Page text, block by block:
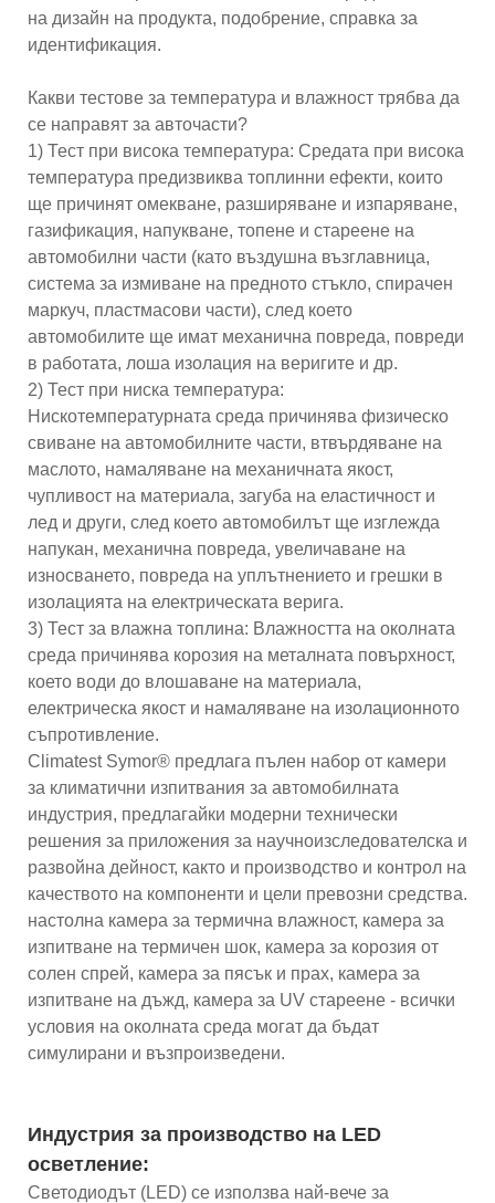
на дизайн на продукта, подобрение, справка за
идентификация.
Какви тестове за температура и влажност трябва да
се направят за авточасти?
1) Тест при висока температура: Средата при висока
температура предизвиква топлинни ефекти, които
ще причинят омекване, разширяване и изпаряване,
газификация, напукване, топене и стареене на
автомобилни части (като въздушна възглавница,
система за измиване на предното стъкло, спирачен
маркуч, пластмасови части), след което
автомобилите ще имат механична повреда, повреди
в работата, лоша изолация на веригите и др.
2) Тест при ниска температура:
Нискотемпературната среда причинява физическо
свиване на автомобилните части, втвърдяване на
маслото, намаляване на механичната якост,
чупливост на материала, загуба на еластичност и
лед и други, след което автомобилът ще изглежда
напукан, механична повреда, увеличаване на
износването, повреда на уплътнението и грешки в
изолацията на електрическата верига.
3) Тест за влажна топлина: Влажността на околната
среда причинява корозия на металната повърхност,
което води до влошаване на материала,
електрическа якост и намаляване на изолационното
съпротивление.
Climatest Symor® предлага пълен набор от камери
за климатични изпитвания за автомобилната
индустрия, предлагайки модерни технически
решения за приложения за научноизследователска и
развойна дейност, както и производство и контрол на
качеството на компоненти и цели превозни средства.
настолна камера за термична влажност, камера за
изпитване на термичен шок, камера за корозия от
солен спрей, камера за пясък и прах, камера за
изпитване на дъжд, камера за UV стареене - всички
условия на околната среда могат да бъдат
симулирани и възпроизведени.
Индустрия за производство на LED
осветление:
Светодиодът (LED) се използва най-вече за